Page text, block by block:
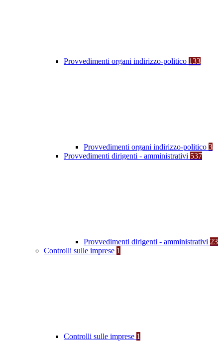
Provvedimenti organi indirizzo-politico 133
Provvedimenti organi indirizzo-politico 3
Provvedimenti dirigenti - amministrativi 537
Provvedimenti dirigenti - amministrativi 23
Controlli sulle imprese 1
Controlli sulle imprese 1